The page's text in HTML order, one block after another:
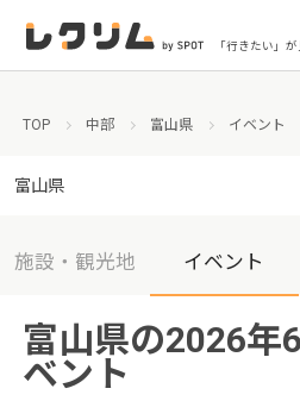
「行きたい」
TOP 中部 富山県 イベント
富山県
施設・観光地 イベント
富山県の2026年
ベント